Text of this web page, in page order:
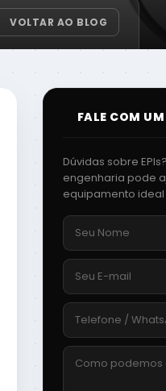
VOLTAR AO BLOG
FALE COM
Dúvidas sobre
engenharia pode
equipamento